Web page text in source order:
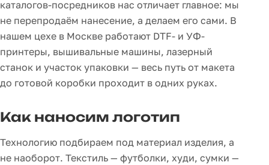
каталогов-посредников нас отличает главное: мы
не перепродаём нанесение, а делаем его сами. В
нашем цехе в Москве работают DTF- и УФ-
принтеры, вышивальные машины, лазерный
станок и участок упаковки — весь путь от макета
до готовой коробки проходит в одних руках.
Как наносим логотип
Технологию подбираем под материал изделия, а
не наоборот. Текстиль — футболки, худи, сумки —